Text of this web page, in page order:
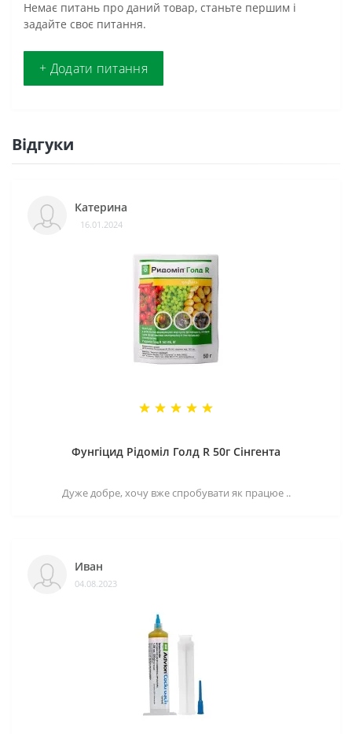
Немає питань про даний товар, станьте першим і
задайте своє питання.
+ Додати питання
Відгуки
Катерина
16.01.2024
Фунгіцид Рідоміл Голд R 50г Сінгента
Дуже добре, хочу вже спробувати як працюе ..
Иван
04.08.2023